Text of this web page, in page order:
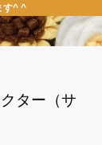
す^ ^
ター（サ